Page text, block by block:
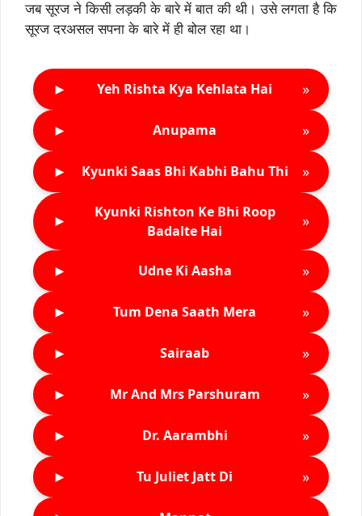
जब सूरज ने किसी लड़की के बारे में बात की थी। उसे लगता है कि
सूरज दरअसल सपना के बारे में ही बोल रहा था।
► Yeh Rishta Kya Kehlata Hai »
► Anupama »
► Kyunki Saas Bhi Kabhi Bahu Thi »
►
Kyunki Rishton Ke Bhi Roop
Badalte Hai
»
► Udne Ki Aasha »
► Tum Dena Saath Mera »
► Sairaab »
► Mr And Mrs Parshuram »
► Dr. Aarambhi »
► Tu Juliet Jatt Di »